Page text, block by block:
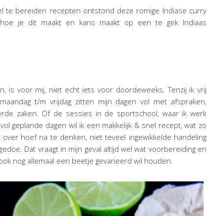
te bereiden recepten ontstond deze romige Indiase curry
je dit maakt en kans maakt op een te gek Indiaas
is voor mij, niet echt iets voor doordeweeks. Tenzij ik vrij
t/m vrijdag zitten mijn dagen vol met afspraken,
zaken. Of de sessies in de sportschool, waar ik werk
geplande dagen wil ik een makkelijk & snel recept, wat zo
hoef na te denken, niet teveel ingewikkelde handeling
Dat vraagt in mijn geval altijd wel wat voorbereiding en
nog allemaal een beetje gevarieerd wil houden.